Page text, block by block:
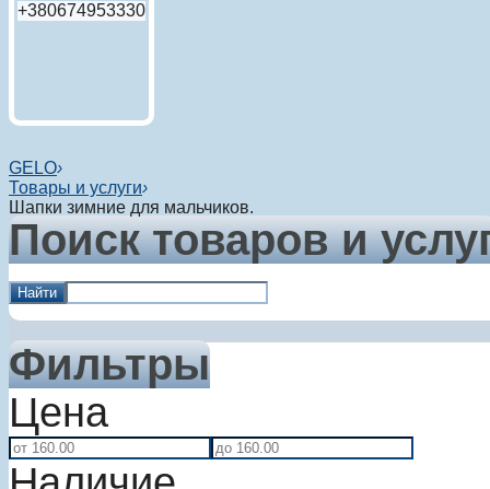
+380674953330
GELO›
Товары и услуги›
Шапки зимние для мальчиков.
Поиск товаров и
Найти
Фильтры
Цена